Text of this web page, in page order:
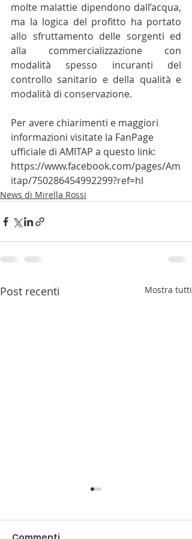
molte malattie dipendono dall’acqua,
ma la logica del profitto ha portato
allo sfruttamento delle sorgenti ed
alla commercializzazione con
modalità spesso incuranti del
controllo sanitario e della qualità e
modalità di conservazione.
Per avere chiarimenti e maggiori
informazioni visitate la FanPage
ufficiale di AMITAP a questo link:
https://www.facebook.com/pages/Am
itap/750286454992299?ref=hl
News di Mirella Rossi
Post recenti Mostra tutti